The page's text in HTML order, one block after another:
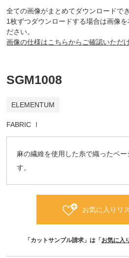
全ての画像がまとめてダウンロードでき
1枚ずつダウンロードする場合は画像
ださい。
画像の仕様はこちらからご確認いただけ
SGM1008
ELEMENTUM
FABRIC Ⅰ
麻の繊維を使用した糸で織ったベ
す。
お気に入りリ
「カットサンプル請求」は「 お気に入